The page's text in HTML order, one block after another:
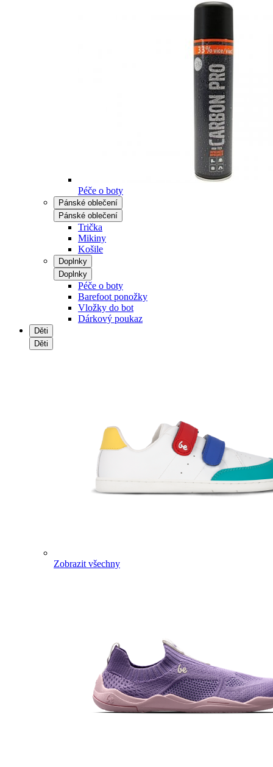
Péče o boty
Pánské oblečení
Pánské oblečení
Trička
Mikiny
Košile
Doplnky
Doplnky
Péče o boty
Barefoot ponožky
Vložky do bot
Dárkový poukaz
Děti
Děti
Zobrazit všechny